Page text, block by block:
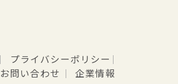
プライバシーポリシー
お問い合わせ 企業情報